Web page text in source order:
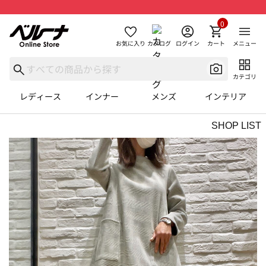
お気に入り カタログ ログイン カート
0
メニュー
カテゴリ
レディース インナー メンズ インテリア
SHOP LIST